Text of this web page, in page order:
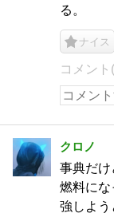
る。
ナイス
コメント
クロノ
事典だけ
燃料にな
強しよう